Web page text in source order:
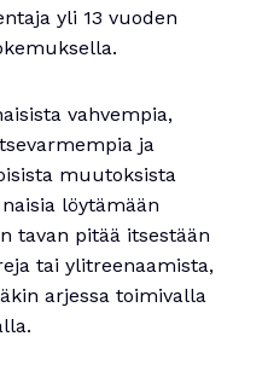
yli 13 vuoden
vahvempia,
ja
muutoksista
löytämään
tavan pitää itsestään
tai ylitreenaamista,
arjessa toimivalla